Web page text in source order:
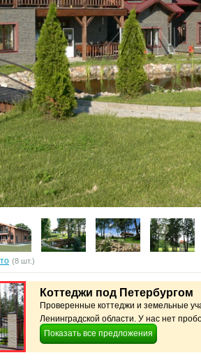
(8 шт.)
Коттеджи под Петербургом
Проверенные коттеджи и земельные
Ленинградской области. У нас нет
Показать все предложения